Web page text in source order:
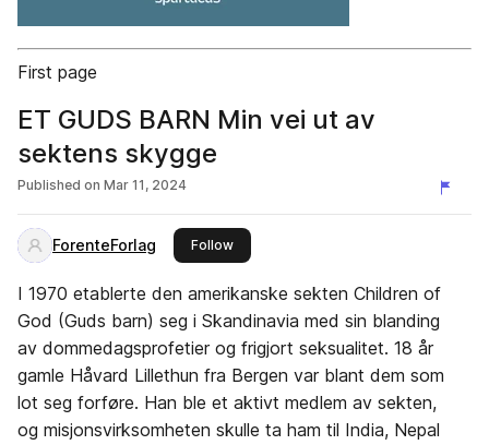
First page
ET GUDS BARN Min vei ut av
sektens skygge
Published on Mar 11, 2024
ForenteForlag Followthis publisher
I 1970 etablerte den amerikanske sekten Children of
God (Guds barn) seg i Skandinavia med sin blanding
av dommedagsprofetier og frigjort seksualitet. 18 år
gamle Håvard Lillethun fra Bergen var blant dem som
lot seg forføre. Han ble et aktivt medlem av sekten,
og misjonsvirksomheten skulle ta ham til India, Nepal